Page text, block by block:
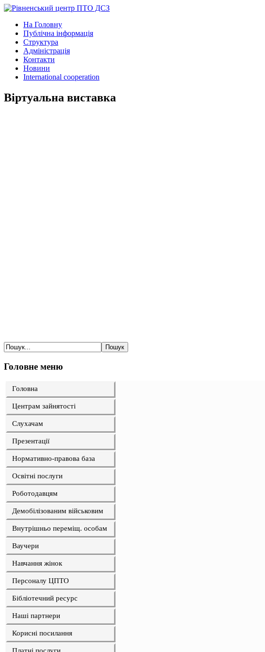
На Головну
Публічна інформація
Структура
Адміністрація
Контакти
Новини
International cooperation
Віртуальна виставка
Головне меню
Головна
Центрам зайнятості
Слухачам
Презентації
Нормативно-правова база
Освітні послуги
Роботодавцям
Демобілізованим військовим
Внутрішньо переміщ. особам
Ваучери
Навчання жінок
Персоналу ЦПТО
Бібліотечний ресурс
Наші партнери
Корисні посилання